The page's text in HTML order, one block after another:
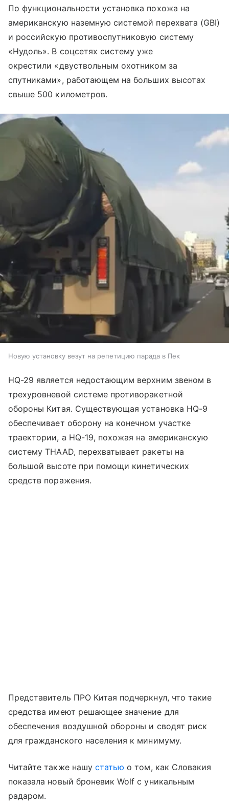
По функциональности установка похожа на
американскую наземную системой перехвата (GBI)
и российскую противоспутниковую систему
«Нудоль». В соцсетях систему уже
окрестили «двуствольным охотником за
спутниками», работающем на больших высотах
свыше 500 километров.
Новую установку везут на репетицию парада в Пек
HQ-29 является недостающим верхним звеном в
трехуровневой системе противоракетной
обороны Китая. Существующая установка HQ-9
обеспечивает оборону на конечном участке
траектории, а HQ-19, похожая на американскую
систему THAAD, перехватывает ракеты на
большой высоте при помощи кинетических
средств поражения.
Представитель ПРО Китая подчеркнул, что такие
средства имеют решающее значение для
обеспечения воздушной обороны и сводят риск
для гражданского населения к минимуму.
Читайте также нашу статью о том, как Словакия
показала новый броневик Wolf с уникальным
радаром.